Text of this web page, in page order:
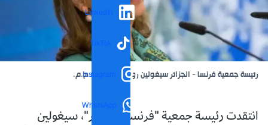
LinkedIn
TikTok
Instagram
WhatsApp
رئيسة جمعية فرنسا - الجزائر سيغولين روايال، الصورة: ح.م.
انتقدت رئيسة جمعية "فرنسا - الجزائر"، سيغولين